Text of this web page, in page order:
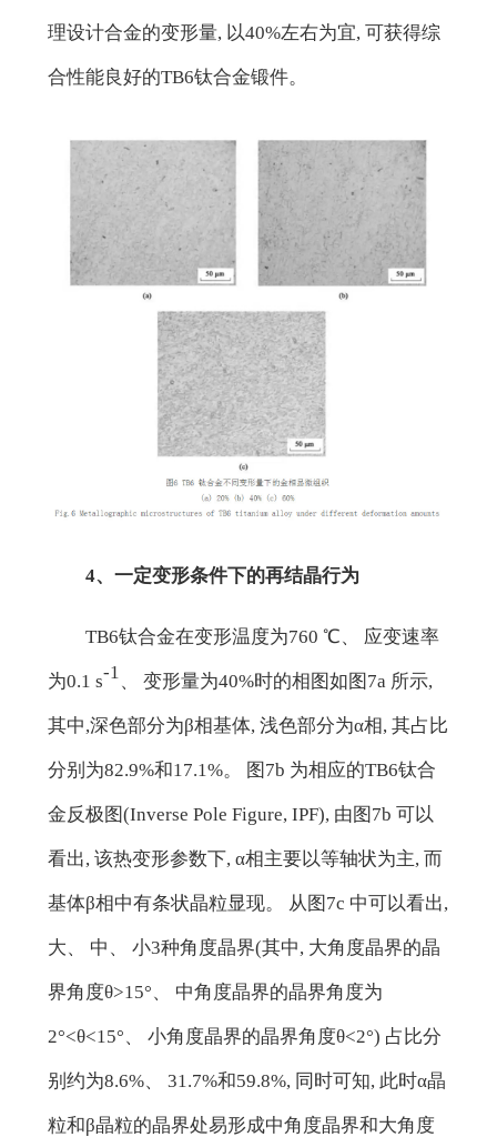
理设计合金的变形量, 以40%左右为宜, 可获得综
合性能良好的TB6钛合金锻件。
4、一定变形条件下的再结晶行为
TB6钛合金在变形温度为760 ℃、 应变速率
为0.1 s-1 、 变形量为40%时的相图如图7a 所示,
其中,深色部分为β相基体, 浅色部分为α相, 其占比
分别为82.9%和17.1%。 图7b 为相应的TB6钛合
金反极图(Inverse Pole Figure, IPF), 由图7b 可以
看出, 该热变形参数下, α相主要以等轴状为主, 而
基体β相中有条状晶粒显现。 从图7c 中可以看出,
大、 中、 小3种角度晶界(其中, 大角度晶界的晶
界角度θ>15°、 中角度晶界的晶界角度为
2°<θ<15°、 小角度晶界的晶界角度θ<2°) 占比分
别约为8.6%、 31.7%和59.8%, 同时可知, 此时α晶
粒和β晶粒的晶界处易形成中角度晶界和大角度